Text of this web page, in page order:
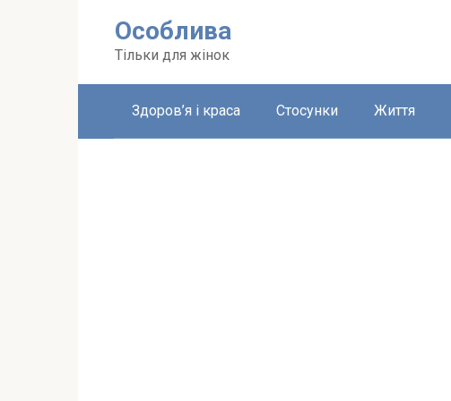
Особлива
Тільки для жінок
Здоров’я і краса Стосунки Життя